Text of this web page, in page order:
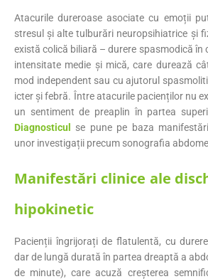
Atacurile dureroase asociate cu emoții
stresul și alte tulburări neuropsihiatrice și
există colică biliară – durere spasmodică în
intensitate medie și mică, care durează
mod independent sau cu ajutorul
icter și febră. Între atacurile pacienților nu
un sentiment de preaplin în partea
Diagnosticul se pune pe baza
unor investigații precum sonografia
Manifestări clinice ale
hipokinetic
Pacienții îngrijorați de flatulentă, cu
dar de lungă durată în partea dreaptă a
de minute), care acuză creșterea